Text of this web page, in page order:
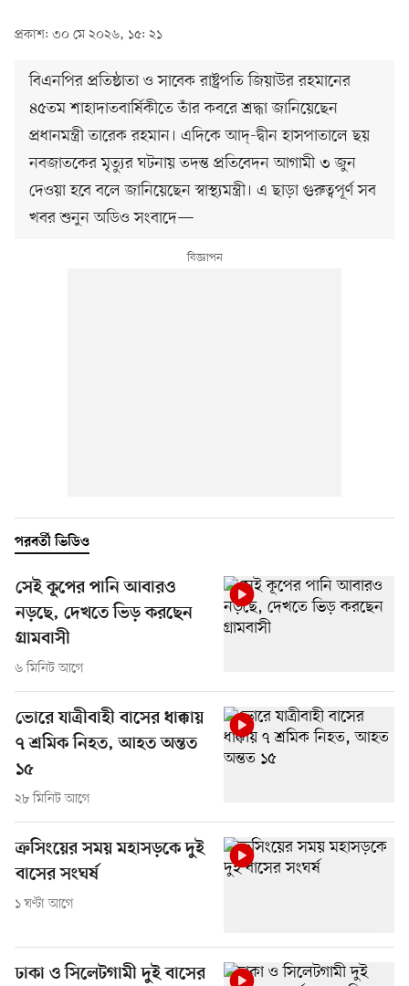
প্রকাশ: ৩০ মে ২০২৬, ১৫: ২১
বিএনপির প্রতিষ্ঠাতা ও সাবেক রাষ্ট্রপতি জিয়াউর রহমানের
৪৫তম শাহাদাতবার্ষিকীতে তাঁর কবরে শ্রদ্ধা জানিয়েছেন
প্রধানমন্ত্রী তারেক রহমান। এদিকে আদ্-দ্বীন হাসপাতালে ছয়
নবজাতকের মৃত্যুর ঘটনায় তদন্ত প্রতিবেদন আগামী ৩ জুন
দেওয়া হবে বলে জানিয়েছেন স্বাস্থ্যমন্ত্রী। এ ছাড়া গুরুত্বপূর্ণ সব
খবর শুনুন অডিও সংবাদে—
পরবর্তী ভিডিও
সেই কূপের পানি আবারও
নড়ছে, দেখতে ভিড় করছেন
গ্রামবাসী
৬ মিনিট আগে
ভোরে যাত্রীবাহী বাসের ধাক্কায়
৭ শ্রমিক নিহত, আহত অন্তত
১৫
২৮ মিনিট আগে
ক্রসিংয়ের সময় মহাসড়কে দুই
বাসের সংঘর্ষ
১ ঘণ্টা আগে
ঢাকা ও সিলেটগামী দুই বাসের